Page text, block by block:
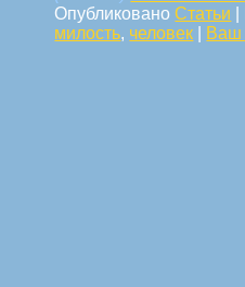
ОпубликованоСтатьи
милость, человек Ваш